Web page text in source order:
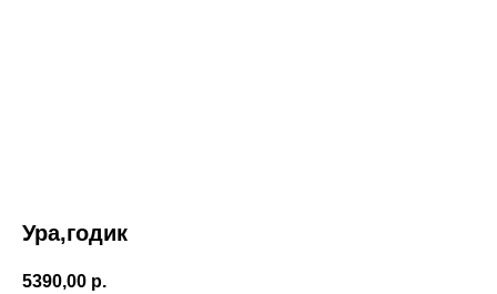
Ура,годик
5390,00 р.